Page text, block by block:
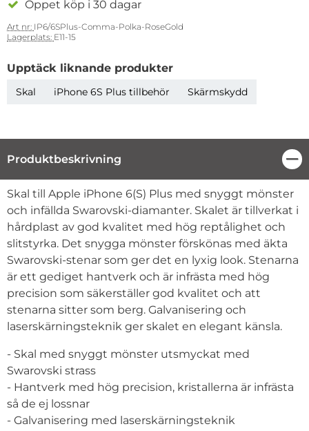
Öppet köp i 30 dagar
Art nr: IP6/6SPlus-Comma-Polka-RoseGold
Lagerplats: E11-15
Upptäck liknande produkter
Skal iPhone 6S Plus tillbehör Skärmskydd
Produktbeskrivning
Produktbeskrivning
Skal till Apple iPhone 6(S) Plus med snyggt mönster
och infällda Swarovski-diamanter. Skalet är tillverkat i
hårdplast av god kvalitet med hög reptålighet och
slitstyrka. Det snygga mönster förskönas med äkta
Swarovski-stenar som ger det en lyxig look. Stenarna
är ett gediget hantverk och är infrästa med hög
precision som säkerställer god kvalitet och att
stenarna sitter som berg. Galvanisering och
laserskärningsteknik ger skalet en elegant känsla.
- Skal med snyggt mönster utsmyckat med
Swarovski strass
- Hantverk med hög precision, kristallerna är infrästa
så de ej lossnar
- Galvanisering med laserskärningsteknik